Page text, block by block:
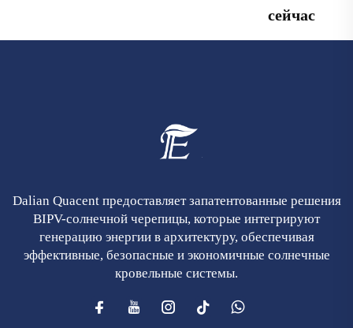
сейчас
Dalian Quacent предоставляет запатентованные решения
BIPV-солнечной черепицы, которые интегрируют
генерацию энергии в архитектуру, обеспечивая
эффективные, безопасные и экономичные солнечные
кровельные системы.